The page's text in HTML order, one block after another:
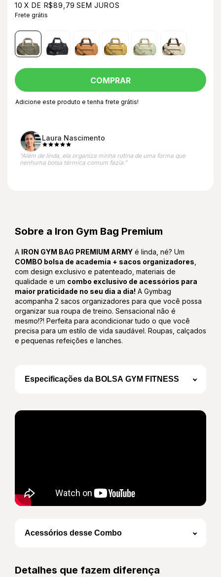
10 X DE R$89,79 SEM JUROS
Frete grátis
Adicione este produto etenha frete grátis!
Laura Nascimento
“Além de linda, ela organiza minha rotina de uma forma que
nenhuma bolsa térmica comum fazia.”
Sobre a Iron Gym Bag Premium
A IRON GYM BAG PREMIUM ARMY é linda, né? Um
COMBO bolsa de academia + sacos organizadores
com design exclusivo e patenteado, materiais de
qualidade e um combo exclusivo de acessórios para
maior praticidade no seu dia a dia! A Gymbag
acompanha 2 sacos organizadores para que você possa
organizar sua roupa de treino. Sensacional não é
mesmo!?! Perfeita para acondicionar tudo o que você
precisa para um estilo de vida saudável. Roupas, calçados
e pequenas refeições e lanches.
Especificações da BOLSA GYM FITNESS
Acessórios desse Combo
Detalhes que fazem diferença